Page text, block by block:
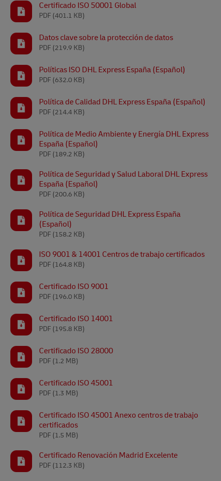
Certificado ISO 50001 Global
PDF (401.1 KB)
Datos clave sobre la protección de datos
PDF (219.9 KB)
Políticas ISO DHL Express España (Español)
PDF (632.0 KB)
Política de Calidad DHL Express España (Español)
PDF (214.4 KB)
Política de Medio Ambiente y Energía DHL Express
España (Español)
PDF (189.2 KB)
Política de Seguridad y Salud Laboral DHL Express
España (Español)
PDF (200.6 KB)
Política de Seguridad DHL Express España
(Español)
PDF (158.2 KB)
ISO 9001 & 14001 Centros de trabajo certificados
PDF (164.8 KB)
Certificado ISO 9001
PDF (196.0 KB)
Certificado ISO 14001
PDF (195.8 KB)
Certificado ISO 28000
PDF (1.2 MB)
Certificado ISO 45001
PDF (1.3 MB)
Certificado ISO 45001 Anexo centros de trabajo
certificados
PDF (1.5 MB)
Certificado Renovación Madrid Excelente
PDF (112.3 KB)